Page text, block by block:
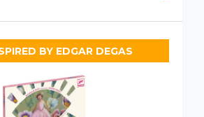
BY EDGAR DEGAS